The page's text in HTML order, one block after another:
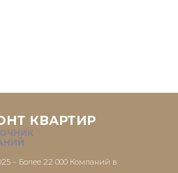
КВАРТИР
– Более 22 000 Компаний в